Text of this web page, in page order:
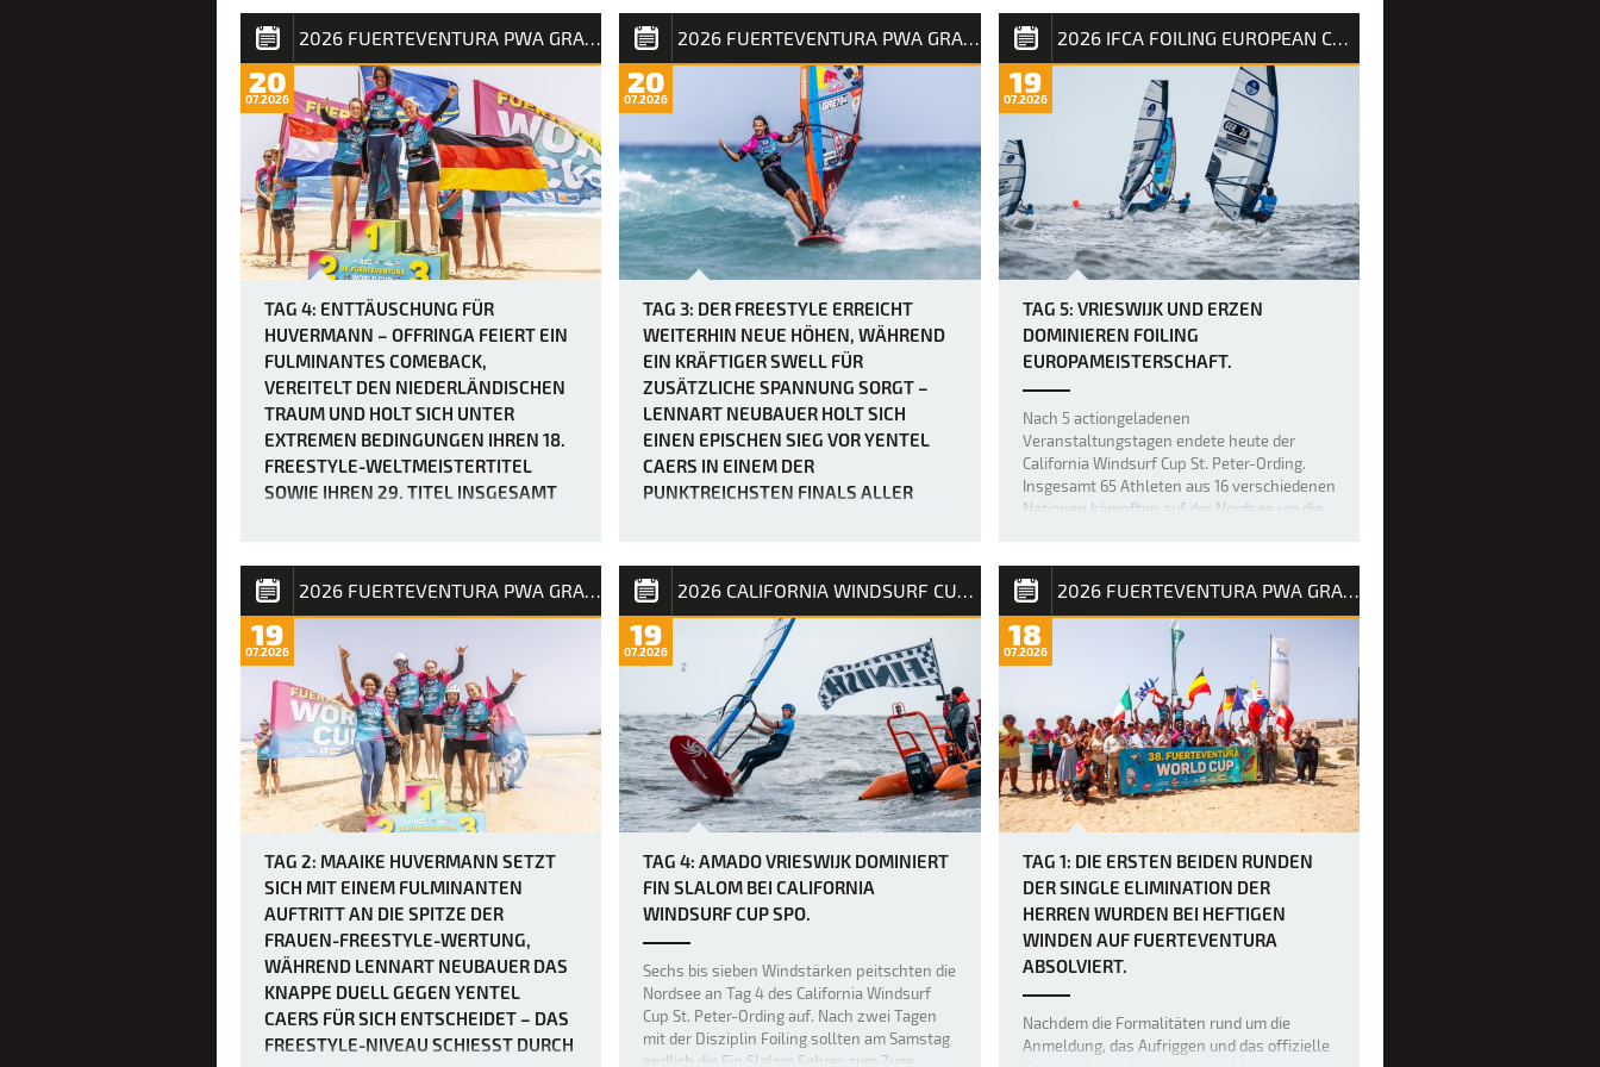
Die Vorhersage für Tag 3 des Slalom X beim
PWA Grand Slam 2026 auf Fuerteventura
war zwar schon immer als extrem windig
angekündigt worden, doch bei Berichten von
Windböen von bis zu 50 Knoten hätten sich
viele wohl kaum vorstellen können, wie
brutal es in Sotavento manchmal zug…
von über 40 Knoten am Nachmittag wurden
die Rennen dadurch nicht unbedingt
Windsurfer erneut durch heftige Böen und
den „Dea…
auf der Rennstrecke für Chaos sorgten. Wer
auf einen sanften Einstieg ins …
2026 FUERTEVENTURA PWA GRAND SLAM
20
07.2026
TAG 4: ENTTÄUSCHUNG FÜR
HUVERMANN – OFFRINGA FEIERT EIN
FULMINANTES COMEBACK,
VEREITELT DEN NIEDERLÄNDISCHEN
TRAUM UND HOLT SICH UNTER
EXTREMEN BEDINGUNGEN IHREN 18.
FREESTYLE-WELTMEISTERTITEL
SOWIE IHREN 29. TITEL INSGESAMT
auf Fuerteventura maximal fünf Läufe
gesegelt werden mussten, um den
Freestyle-Wettbewerb der Frauen
abzuschließen, trafen sich die Fahrerinnen
etwas später als üblich – um 12 Uhr –, bevor
der Finaltag in Gang kam. Die heutigen
Bedingung…
2026 FUERTEVENTURA PWA GRAND SLAM
20
07.2026
TAG 3: DER FREESTYLE ERREICHT
WEITERHIN NEUE HÖHEN, WÄHREND
EIN KRÄFTIGER SWELL FÜR
ZUSÄTZLICHE SPANNUNG SORGT –
LENNART NEUBAUER HOLT SICH
EINEN EPISCHEN SIEG VOR YENTEL
CAERS IN EINEM DER
PUNKTREICHSTEN FINALS ALLER
Bereits gestern war das Niveau im Freestyle
unglaublich hoch, doch heute legten die
weltbesten Freestyler beim PWA Grand
Slam 2026 auf Fuerteventura die Messlatte
noch einmal höher, als über Nacht ein neuer,
größerer Swell nach Sotavento rollte und für
einige der besten Freestyl…
2026 IFCA FOILING EUROPEAN CHAMPIONSHIP
19
07.2026
TAG 5: VRIESWIJK UND ERZEN
DOMINIEREN FOILING
EUROPAMEISTERSCHAFT.
Nach 5 actiongeladenen
Veranstaltungstagen endete heute der
California Windsurf Cup St. Peter-Ording.
Insgesamt 65 Athleten aus 16 verschiedenen
Nationen kämpften auf der Nordsee um die
Amado Vrieswi…
2026 FUERTEVENTURA PWA GRAND SLAM
19
07.2026
TAG 2: MAAIKE HUVERMANN SETZT
SICH MIT EINEM FULMINANTEN
AUFTRITT AN DIE SPITZE DER
FRAUEN-FREESTYLE-WERTUNG,
WÄHREND LENNART NEUBAUER DAS
KNAPPE DUELL GEGEN YENTEL
CAERS FÜR SICH ENTSCHEIDET – DAS
FREESTYLE-NIVEAU SCHIESST DURCH D
2026 CALIFORNIA WINDSURF CUP SPO
19
07.2026
TAG 4: AMADO VRIESWIJK DOMINIERT
FIN SLALOM BEI CALIFORNIA
WINDSURF CUP SPO.
Sechs bis sieben Windstärken peitschten die
Nordsee an Tag 4 des California Windsurf
Cup St. Peter-Ording auf. Nach zwei Tagen
mit der Disziplin Foiling sollten am Samstag
endlich die Fin Slalom Fahrer zum Zuge
2026 FUERTEVENTURA PWA GRAND SLAM
18
07.2026
TAG 1: DIE ERSTEN BEIDEN RUNDEN
DER SINGLE ELIMINATION DER
HERREN WURDEN BEI HEFTIGEN
WINDEN AUF FUERTEVENTURA
ABSOLVIERT.
Nachdem die Formalitäten rund um die
Anmeldung, das Aufriggen und das offizielle